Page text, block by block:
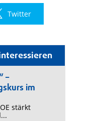
–
im
stärkt
Twitter